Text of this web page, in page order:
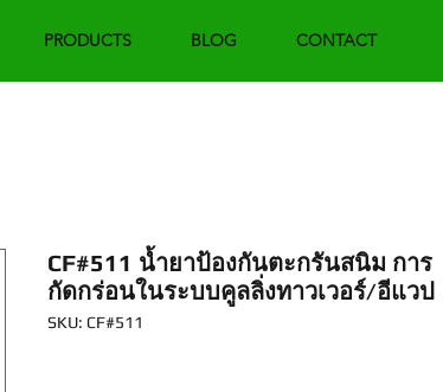
PRODUCTS BLOG CONTACT
CF#511 น้ำยาป้องกันตะกรันสนิม การ
กัดกร่อนในระบบคูลลิ่งทาวเวอร์/อีแวป
SKU: CF#511